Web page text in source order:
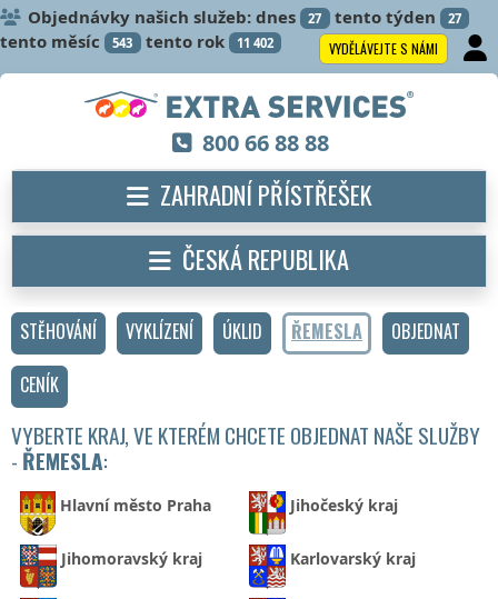
Objednávky našich služeb: dnes 27 tento týden 27
tento měsíc 543 tento rok 11 402 VYDĚLÁVEJTE S NÁMI
STĚHOVÁNÍ VYKLÍZENÍ ÚKLID ŘEMESLA
OBJEDNAT
CENÍK
VYBERTE KRAJ, VE KTERÉM CHCETE OBJEDNAT NAŠE SLUŽBY
- ŘEMESLA:
Hlavní město Praha Jihočeský kraj
Jihomoravský kraj Karlovarský kraj
800 66 88 88
ZAHRADNÍ PŘÍSTŘEŠEK
ČESKÁ REPUBLIKA